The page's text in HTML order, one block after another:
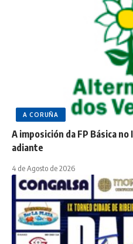
A CORUÑA
A imposición da FP Básica no
adiante
4 de Agosto de 2026